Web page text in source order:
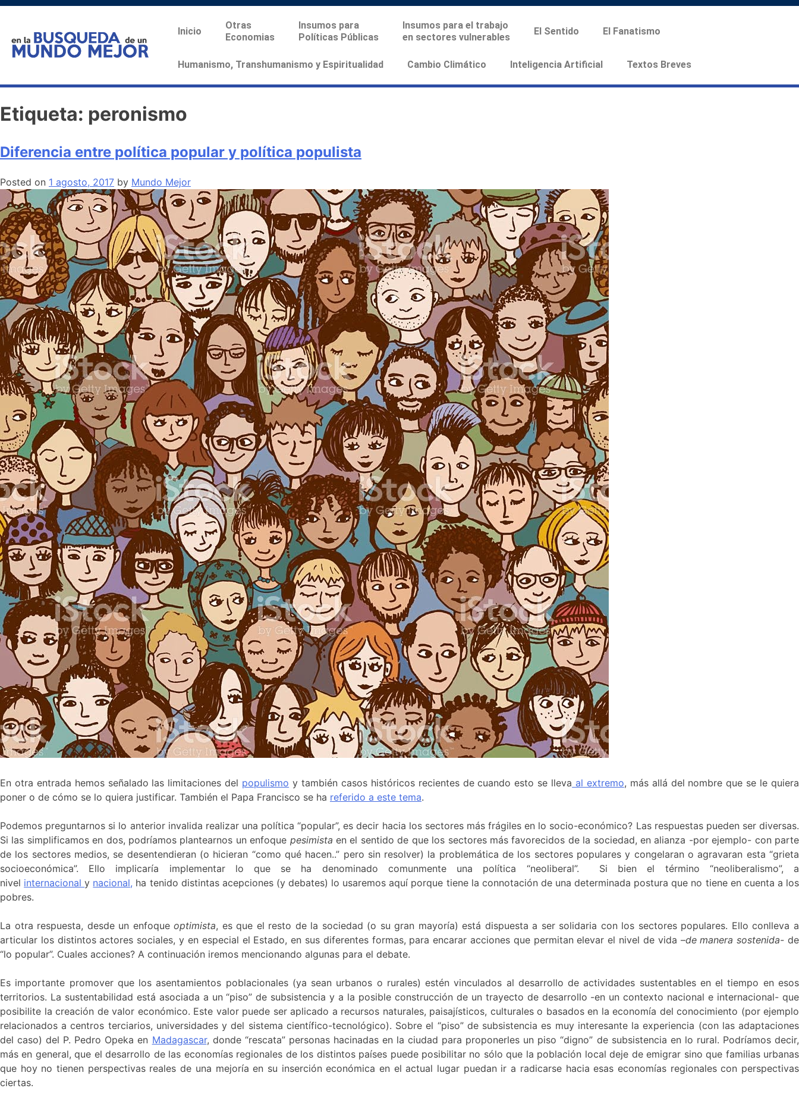
Inicio
Otras
Economias
Insumos para
Políticas Públicas
Insumos para el trabajo
en sectores vulnerables
El Sentido El Fanatismo
Humanismo, Transhumanismo y Espiritualidad Cambio Climático Inteligencia Artificial Textos Breves
Etiqueta: peronismo
Diferencia entre política popular y política populista
Posted on 1 agosto, 2017 by Mundo Mejor
En otra entrada hemos señalado las limitaciones del populismo y también casos históricos recientes de cuando esto se lleva al extremo, más allá del nombre que se le quiera
poner o de cómo se lo quiera justificar. También el Papa Francisco se ha referido a este tema.
Podemos preguntarnos si lo anterior invalida realizar una política “popular”, es decir hacia los sectores más frágiles en lo socio-económico? Las respuestas pueden ser diversas.
Si las simplificamos en dos, podríamos plantearnos un enfoque pesimista en el sentido de que los sectores más favorecidos de la sociedad, en alianza -por ejemplo- con parte
de los sectores medios, se desentendieran (o hicieran “como qué hacen..” pero sin resolver) la problemática de los sectores populares y congelaran o agravaran esta “grieta
socioeconómica”. Ello implicaría implementar lo que se ha denominado comunmente una política “neoliberal”. Si bien el término “neoliberalismo”, a
nivel internacionaly nacional, ha tenido distintas acepciones (y debates) lo usaremos aquí porque tiene la connotación de una determinada postura que no tiene en cuenta a los
pobres.
La otra respuesta, desde un enfoqueoptimista, es que el resto de la sociedad (o su gran mayoría) está dispuesta a ser solidaria con los sectores populares. Ello conlleva a
articular los distintos actores sociales, y en especial el Estado, en sus diferentes formas, para encarar acciones que permitan elevar el nivel de vida –de manera sostenida- de
“lo popular”. Cuales acciones? A continuación iremos mencionando algunas para el debate.
Es importante promover que los asentamientos poblacionales (ya sean urbanos o rurales) estén vinculados al desarrollo de actividades sustentables en el tiempo en esos
territorios. La sustentabilidad está asociada a un “piso” de subsistencia y a la posible construcción de un trayecto de desarrollo -en un contexto nacional e internacional- que
posibilite la creación de valor económico. Este valor puede ser aplicado a recursos naturales, paisajísticos, culturales o basados en la economía del conocimiento (por ejemplo
relacionados a centros terciarios, universidades y del sistema científico-tecnológico). Sobre el “piso” de subsistencia es muy interesante la experiencia (con las adaptaciones
del caso) del P. Pedro Opeka en Madagascar, donde “rescata” personas hacinadas en la ciudad para proponerles un piso “digno” de subsistencia en lo rural. Podríamos decir,
más en general, que el desarrollo de las economías regionales de los distintos países puede posibilitar no sólo que la población local deje de emigrar sino que familias urbanas
que hoy no tienen perspectivas reales de una mejoría en su inserción económica en el actual lugar puedan ir a radicarse hacia esas economías regionales con perspectivas
ciertas.